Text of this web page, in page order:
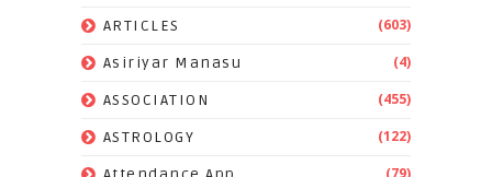
ARTICLES (603)
Asiriyar Manasu (4)
ASSOCIATION (455)
ASTROLOGY (122)
(79)